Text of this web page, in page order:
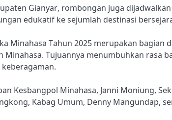
Gianyar, rombongan juga
edukatif ke sejumlah destinasi
Minahasa Tahun 2025 merupakan
Tujuannya menumbuhkan rasa
Kesbangpol Minahasa, Janni Moniung,
Kabag Umum, Denny Mangundap,